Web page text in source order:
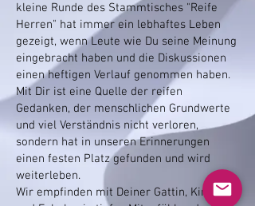
kleine Runde des Stammtisches "Reife
Herren" hat immer ein lebhaftes Leben
gezeigt, wenn Leute wie Du seine Meinung
eingebracht haben und die Diskussionen
einen heftigen Verlauf genommen haben.
Mit Dir ist eine Quelle der reifen
Gedanken, der menschlichen Grundwerte
und viel Verständnis nicht verloren,
sondern hat in unseren Erinnerungen
einen festen Platz gefunden und wird
weiterleben.
Wir empfinden mit Deiner Gattin, Kindern